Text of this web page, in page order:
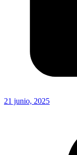
21 junio, 2025